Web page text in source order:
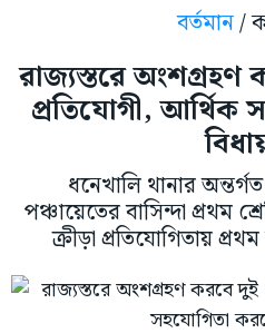
বর্তমান/
রাজ্যস্তরে অংশগ্রহণ
প্রতিযোগী, আর্থিক
ধনেখালি থানার
পঞ্চায়েতের বাসিন্দা প্রথম
ক্রীড়া প্রতিযোগিতায়